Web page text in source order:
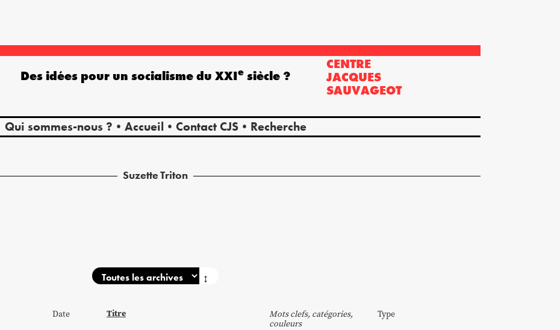
CENTRE
JACQUES
SAUVAGEOT
Qui sommes-nous ? Accueil Contact CJS Recherche
Des idées pour un socialisme du XXIe siècle ?
SuzetteTriton
↕
Date Titre
Mots clefs, catégories,
couleurs
Type